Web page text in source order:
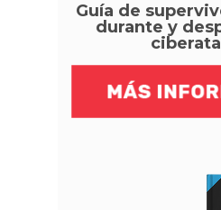
Guía de
durante y